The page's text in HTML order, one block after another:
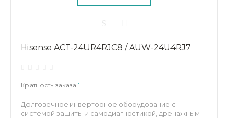
Hisense ACT-24UR4RJC8 / AUW-24U4RJ7
Кратность заказа 1
Долговечное инверторное оборудование с
системой защиты и самодиагностикой, дренажным